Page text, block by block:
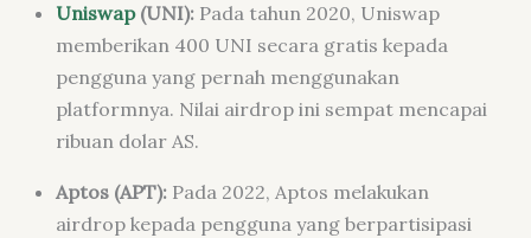
Uniswap(UNI): Pada tahun 2020, Uniswap
memberikan 400 UNI secara gratis kepada
pengguna yang pernah menggunakan
platformnya. Nilai airdrop ini sempat mencapai
ribuan dolar AS.
Aptos (APT): Pada 2022, Aptos melakukan
airdrop kepada pengguna yang berpartisipasi